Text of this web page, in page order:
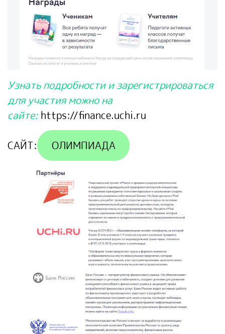
Узнать подробности и зарегистрироваться
для участия можно на
сайте: https://finance.uchi.ru
САЙТ: ОЛИМПИАДА